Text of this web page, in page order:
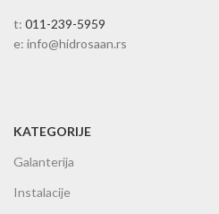
t: 011-239-5959
e: info@hidrosaan.rs
KATEGORIJE
Galanterija
Instalacije